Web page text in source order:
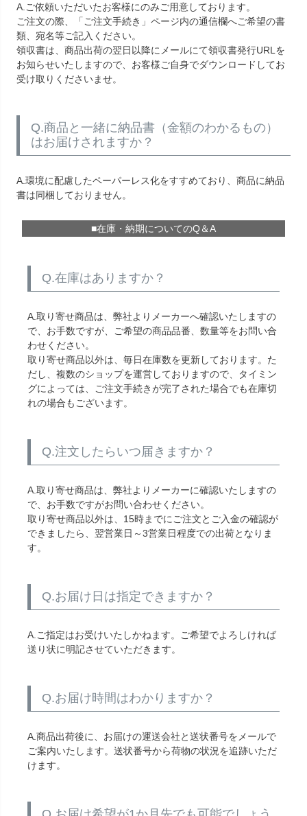
A.ご依頼いただいたお客様にのみご用意しております。
ご注文の際、「ご注文手続き」ページ内の通信欄へご希望の書
類、宛名等ご記入ください。
領収書は、商品出荷の翌日以降にメールにて領収書発行URLを
お知らせいたしますので、お客様ご自身でダウンロードしてお
受け取りくださいませ。
Q.商品と一緒に納品書（金額のわかるもの）
はお届けされますか？
A.環境に配慮したペーパーレス化をすすめており、商品に納品
書は同梱しておりません。
■在庫・納期についてのQ＆A
Q.在庫はありますか？
A.取り寄せ商品は、弊社よりメーカーへ確認いたしますの
で、お手数ですが、ご希望の商品品番、数量等をお問い合
わせください。
取り寄せ商品以外は、毎日在庫数を更新しております。た
だし、複数のショップを運営しておりますので、タイミン
グによっては、ご注文手続きが完了された場合でも在庫切
れの場合もございます。
Q.注文したらいつ届きますか？
A.取り寄せ商品は、弊社よりメーカーに確認いたしますの
で、お手数ですがお問い合わせください。
取り寄せ商品以外は、15時までにご注文とご入金の確認が
できましたら、翌営業日～3営業日程度での出荷となりま
す。
Q.お届け日は指定できますか？
A.ご指定はお受けいたしかねます。ご希望でよろしければ
送り状に明記させていただきます。
Q.お届け時間はわかりますか？
A.商品出荷後に、お届けの運送会社と送状番号をメールで
ご案内いたします。送状番号から荷物の状況を追跡いただ
けます。